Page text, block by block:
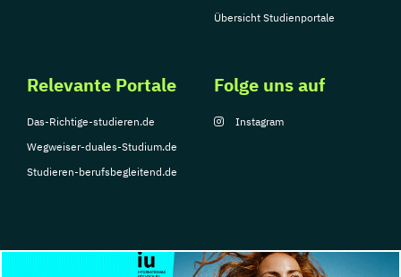
Naturwissenschaften-Technologie
Verhaltensphysiologie
Übersicht Studienportale
Relevante Portale
Das-Richtige-studieren.de
Wegweiser-duales-Studium.de
Studieren-berufsbegleitend.de
Folge uns auf
Instagram